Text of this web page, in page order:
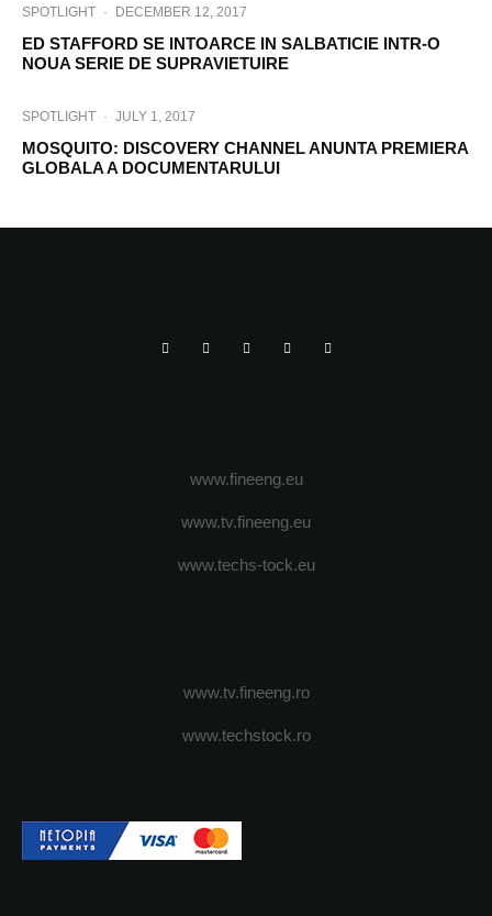
SPOTLIGHT · DECEMBER 12, 2017
ED STAFFORD SE INTOARCE IN SALBATICIE INTR-O
NOUA SERIE DE SUPRAVIETUIRE
SPOTLIGHT · JULY 1, 2017
MOSQUITO: DISCOVERY CHANNEL ANUNTA PREMIERA
GLOBALA A DOCUMENTARULUI
www.fineeng.eu
www.tv.fineeng.eu
www.techs-tock.eu
www.tv.fineeng.ro
www.techstock.ro